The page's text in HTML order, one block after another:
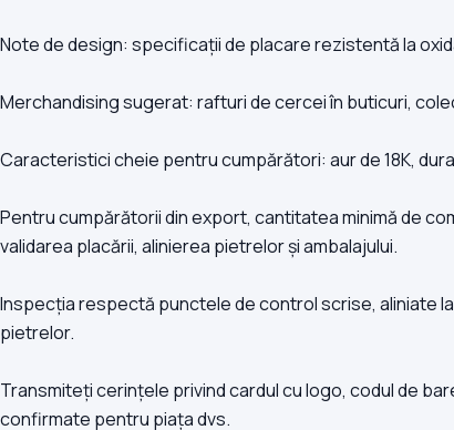
Note de design: specificații de placare rezistentă la
Merchandising sugerat: rafturi de cercei în buticuri,
Caracteristici cheie pentru cumpărători: aur de 18K,
Pentru cumpărătorii din export, cantitatea minimă de
validarea placării, alinierea pietrelor și ambalajului.
Inspecția respectă punctele de control scrise, aliniate
pietrelor.
Transmiteți cerințele privind cardul cu logo, codul de
confirmate pentru piața dvs.